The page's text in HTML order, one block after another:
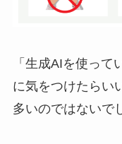
「生成AIを使っ
に気をつけたらい
多いのではないで